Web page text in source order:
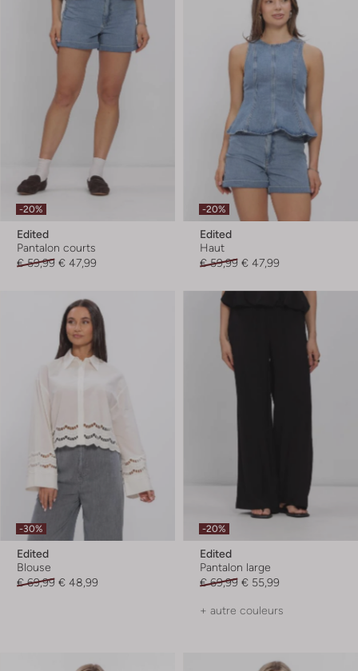
-20%
Edited
Pantalon courts
€ 59,99 € 47,99
-20%
Edited
Haut
€ 59,99 € 47,99
-30%
Edited
Blouse
€ 69,99 € 48,99
-20%
Edited
Pantalon large
€ 69,99 € 55,99
+ autre couleurs